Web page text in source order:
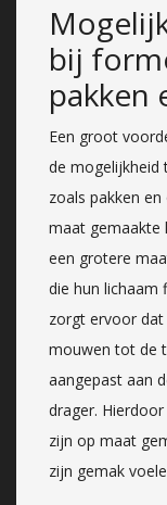
bij
pakken
Een groot
de mogelijkheid
zoals pakken
maat gemaakte
een grotere
die hun
zorgt ervoor dat
mouwen tot de
aangepast aan
drager.
zijn op maat
zijn gemak